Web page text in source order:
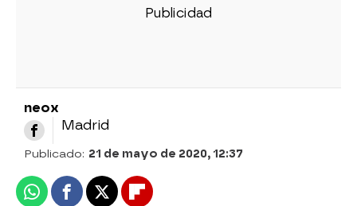
neox
Madrid
Publicado: 21 de mayo de 2020, 12:37
WhatsappFacebook
X Flipboard